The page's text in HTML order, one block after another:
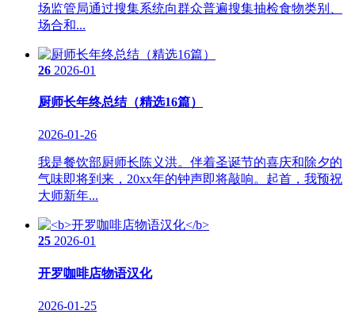
场监管局通过搜集系统向群众普遍搜集抽检食物类别、
场合和...
26 2026-01
厨师长年终总结（精选16篇）
2026-01-26
我是餐饮部厨师长陈义洪。伴着圣诞节的喜庆和除夕的
气味即将到来，20xx年的钟声即将敲响。起首，我预祝
大师新年...
25 2026-01
开罗咖啡店物语汉化
2026-01-25